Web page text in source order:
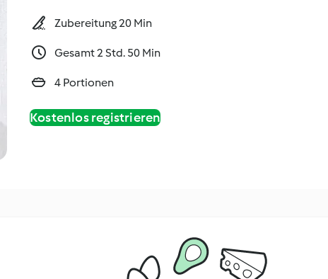
Zubereitung 20 Min
Gesamt 2 Std. 50 Min
4 Portionen
Kostenlos registrieren